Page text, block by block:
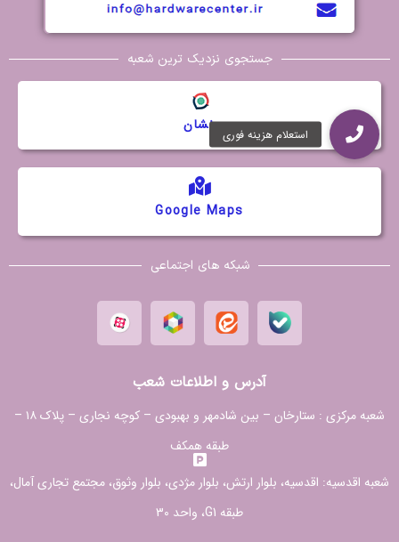
آدرس و اطلاعات شعب
شعبه مرکزی :
ستارخان – بین شادمهر و بهبودی – کوچه نجاری – پلاک ۱۸ –
طبقه همکف
شعبه اقدسیه: اقدسیه، بلوار ارتش، بلوار مژدی، بلوار وثوق، مجتمع تجاری آمال،
طبقه G1، واحد 30
جستجوی نزدیک ترین شعبه
Google Maps
نشان
شبکه های اجتماعی